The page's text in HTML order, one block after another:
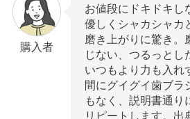
購入者
お値段にドキドキし
優しくシャカシャカ
磨き上がりに驚き。
じない、つるっとし
いつもより力も入れ
間にグイグイ歯ブラ
もなく、説明書通り
リピートします。出